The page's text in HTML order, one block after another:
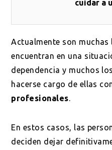
cuidar a
Actualmente son muchas
encuentran en una
dependencia y muchos
hacerse cargo de ellas
profesionales.
En estos casos, las
deciden dejar